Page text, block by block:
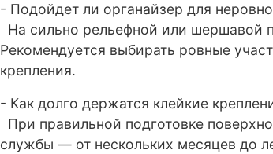
- Подойдет ли органайзер для
На сильно рельефной или шершавой
Рекомендуется выбирать ровные
крепления.
- Как долго держатся клейкие
При правильной подготовке
службы — от нескольких месяцев до